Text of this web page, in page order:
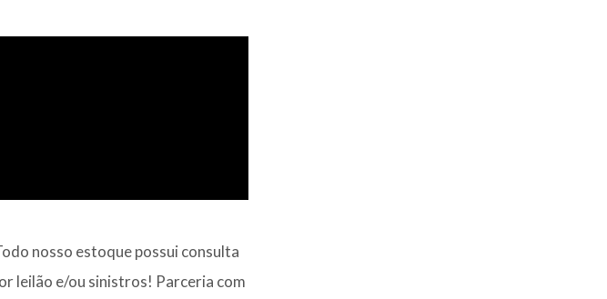
nosso estoque possui consulta
leilão e/ou sinistros! Parceria com